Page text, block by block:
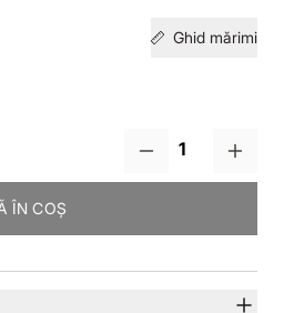
Ghid mărimi
ÎN COȘ